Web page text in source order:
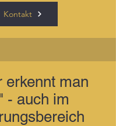
Kontakt
erkennt man
- auch im